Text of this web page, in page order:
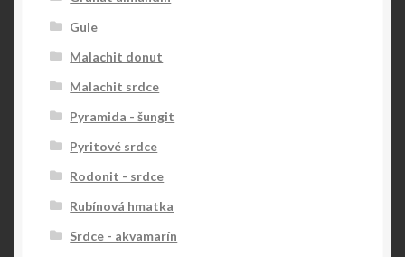
Gule
Malachit donut
Malachit srdce
Pyramida - šungit
Pyritové srdce
Rodonit - srdce
Rubínová hmatka
Srdce - akvamarín